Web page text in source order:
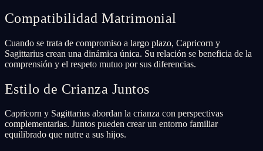
Compatibilidad Matrimonial
Cuando se trata de compromiso a largo plazo, Capricorn y
Sagittarius crean una dinámica única. Su relación se beneficia de la
comprensión y el respeto mutuo por sus diferencias.
Estilo de Crianza Juntos
Capricorn y Sagittarius abordan la crianza con perspectivas
complementarias. Juntos pueden crear un entorno familiar
equilibrado que nutre a sus hijos.